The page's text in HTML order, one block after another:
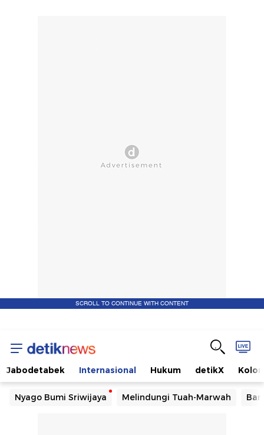
SCROLL TO CONTINUE WITH CONTENT
Jabodetabek Internasional Hukum detikX
Nyago Bumi Sriwijaya Melindungi Tuah-Marwah